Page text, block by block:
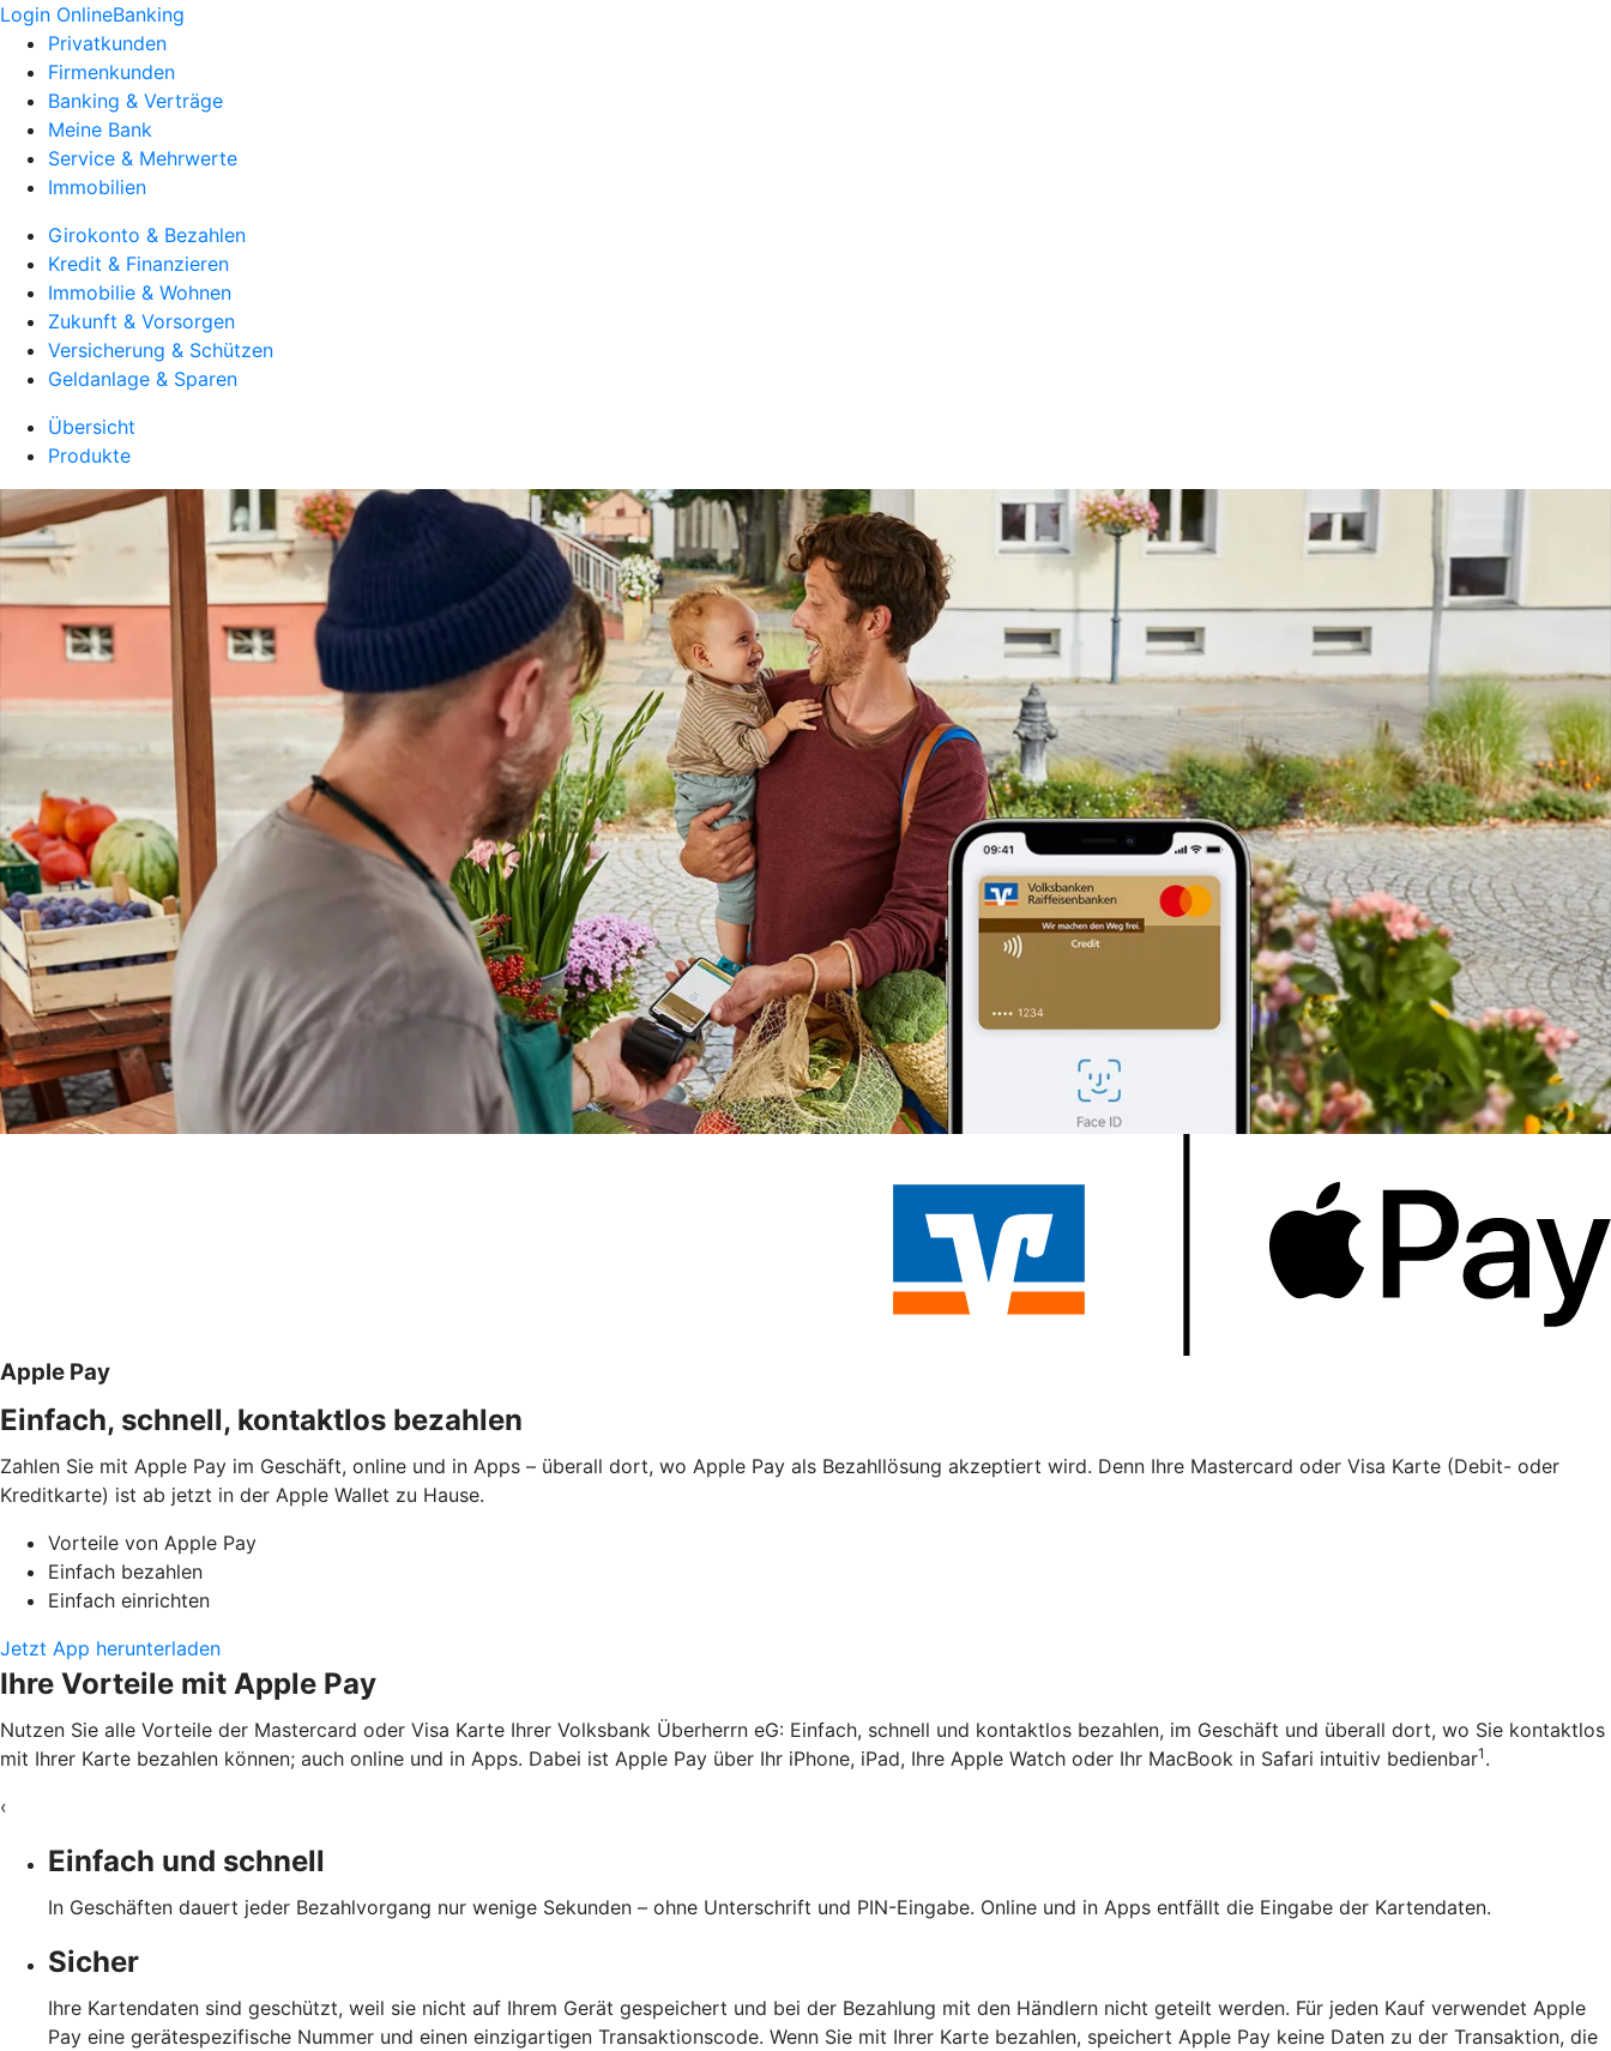
Login OnlineBanking
Privatkunden
Firmenkunden
Banking & Verträge
Meine Bank
Service & Mehrwerte
Immobilien
Girokonto & Bezahlen
Kredit & Finanzieren
Immobilie & Wohnen
Zukunft & Vorsorgen
Versicherung & Schützen
Geldanlage & Sparen
Übersicht
Produkte
Apple Pay
Einfach, schnell, kontaktlos bezahlen
Zahlen Sie mit Apple Pay im Geschäft, online und in Apps – überall dort, wo Apple Pay als Bezahllösung akzeptiert wird. Denn Ihre Mastercard oder Visa Karte (Debit- oder
Kreditkarte) ist ab jetzt in der Apple Wallet zu Hause.
Vorteile von Apple Pay
Einfach bezahlen
Einfach einrichten
Jetzt App herunterladen
Ihre Vorteile mit Apple Pay
Nutzen Sie alle Vorteile der Mastercard oder Visa Karte Ihrer Volksbank Überherrn eG: Einfach, schnell und kontaktlos bezahlen, im Geschäft und überall dort, wo Sie kontaktlos
mit Ihrer Karte bezahlen können; auch online und in Apps. Dabei ist Apple Pay über Ihr iPhone, iPad, Ihre Apple Watch oder Ihr MacBook in Safari intuitiv bedienbar1 .
‹
Einfach und schnell
In Geschäften dauert jeder Bezahlvorgang nur wenige Sekunden – ohne Unterschrift und PIN-Eingabe. Online und in Apps entfällt die Eingabe der Kartendaten.
Sicher
Ihre Kartendaten sind geschützt, weil sie nicht auf Ihrem Gerät gespeichert und bei der Bezahlung mit den Händlern nicht geteilt werden. Für jeden Kauf verwendet Apple
Pay eine gerätespezifische Nummer und einen einzigartigen Transaktionscode. Wenn Sie mit Ihrer Karte bezahlen, speichert Apple Pay keine Daten zu der Transaktion, die